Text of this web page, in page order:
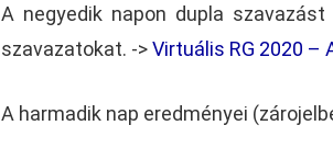
A negyedik napon dupla
szavazatokat. ->Virtuális RG 2020 –
A harmadik nap eredményei